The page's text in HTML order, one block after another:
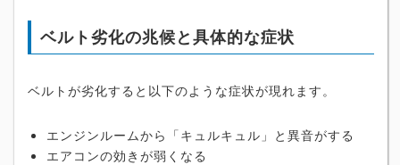
ベルト劣化の兆候と具体的な症状
ベルトが劣化すると以下のような症状が現れます。
エンジンルームから「キュルキュル」と異音がする
エアコンの効きが弱くなる